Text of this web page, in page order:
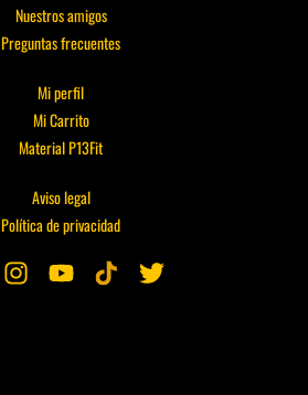
Nuestros amigos
Preguntas frecuentes
Mi perfil
Mi Carrito
Material P13Fit
Aviso legal
Política de privacidad